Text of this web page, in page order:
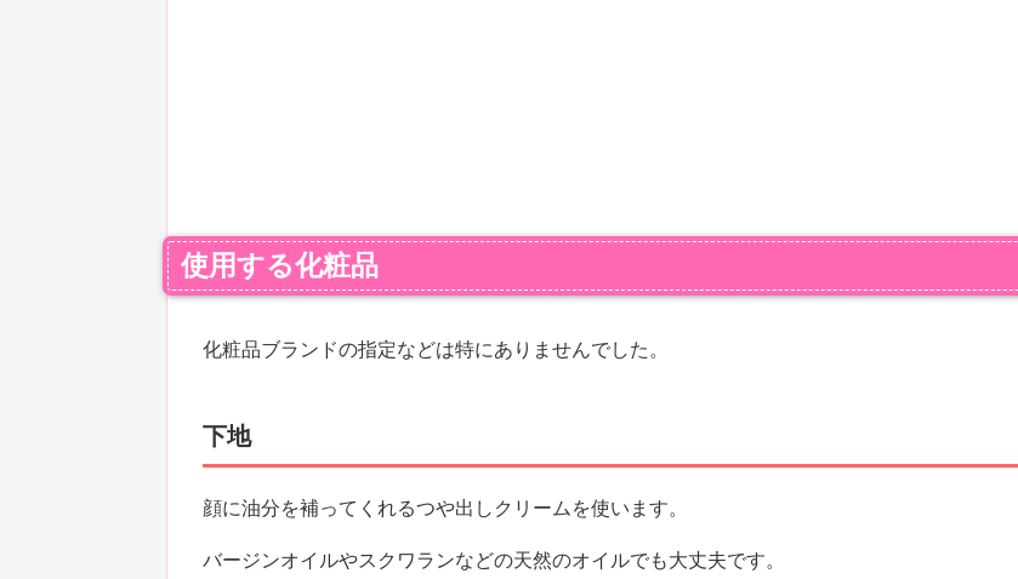
使用する化粧品
化粧品ブランドの指定などは特にありませんでした。
下地
顔に油分を補ってくれるつや出しクリームを使います。
バージンオイルやスクワランなどの天然のオイルでも大丈夫です。